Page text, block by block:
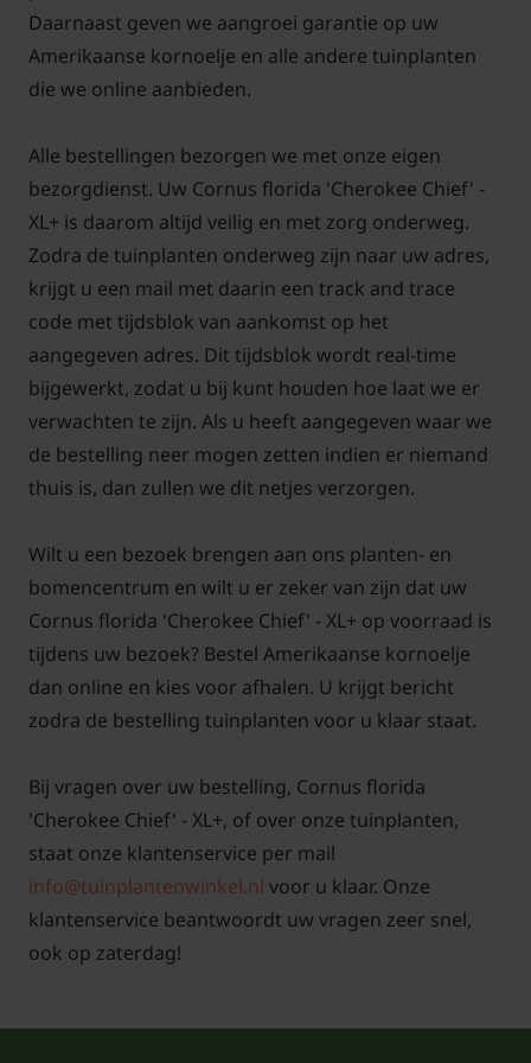
Voor alle grote planten in de XL+ serie
Daarnaast geven we aangroei garantie op uw
Amerikaanse kornoelje en alle andere tuinplanten
die we online aanbieden.
Alle bestellingen bezorgen we met onze eigen
bezorgdienst. Uw Cornus florida 'Cherokee Chief' -
XL+ is daarom altijd veilig en met zorg onderweg.
Zodra de tuinplanten onderweg zijn naar uw adres,
krijgt u een mail met daarin een track and trace
code met tijdsblok van aankomst op het
aangegeven adres. Dit tijdsblok wordt real-time
bijgewerkt, zodat u bij kunt houden hoe laat we er
verwachten te zijn. Als u heeft aangegeven waar we
de bestelling neer mogen zetten indien er niemand
thuis is, dan zullen we dit netjes verzorgen.
Wilt u een bezoek brengen aan ons planten- en
bomencentrum en wilt u er zeker van zijn dat uw
Cornus florida 'Cherokee Chief' - XL+ op voorraad is
tijdens uw bezoek? Bestel Amerikaanse kornoelje
dan online en kies voor afhalen. U krijgt bericht
zodra de bestelling tuinplanten voor u klaar staat.
Bij vragen over uw bestelling, Cornus florida
'Cherokee Chief' - XL+, of over onze tuinplanten,
staat onze klantenservice per mail
info@tuinplantenwinkel.nl voor u klaar. Onze
klantenservice beantwoordt uw vragen zeer snel,
ook op zaterdag!